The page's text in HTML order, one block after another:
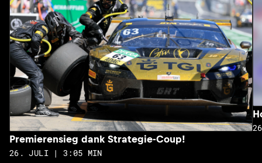
Premierensieg dank Strategie-Coup!
26. JULI | 3:05 MIN